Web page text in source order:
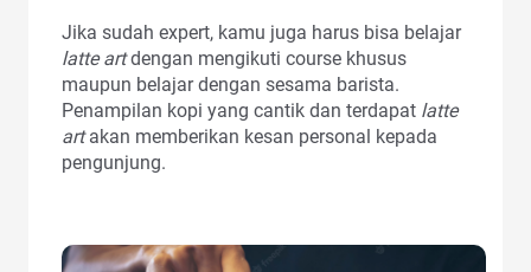
Jika sudah expert, kamu juga harus bisa belajar
latte artdengan mengikuti course khusus
maupun belajar dengan sesama barista.
Penampilan kopi yang cantik dan terdapat latte
artakan memberikan kesan personal kepada
pengunjung.